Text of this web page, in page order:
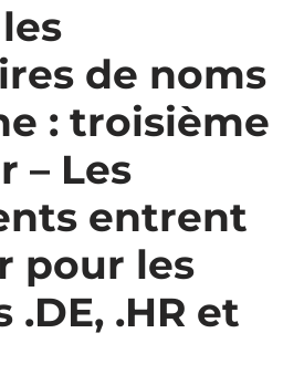
de noms
: troisième
– Les
entrent
pour les
.HR et